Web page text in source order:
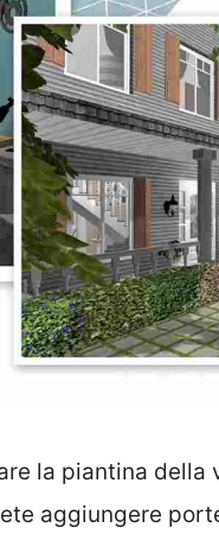
la piantina della
aggiungere